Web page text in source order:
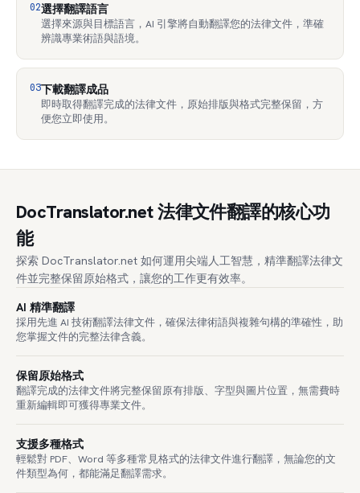
02選擇翻譯語言
選擇來源與目標語言，AI 引擎將自動翻譯您的法律文件，準確
辨識專業術語與語境。
03下載翻譯成品
即時取得翻譯完成的法律文件，原始排版與格式完整保留，方
便您立即使用。
DocTranslator.net 法律文件翻譯的核心功
能
探索 DocTranslator.net 如何運用尖端人工智慧，精準翻譯法律文
件並完整保留原始格式，讓您的工作更有效率。
AI 精準翻譯
採用先進 AI 技術翻譯法律文件，確保法律術語與複雜句構的準確性，助
您掌握文件的完整法律含義。
保留原始格式
翻譯完成的法律文件將完整保留原有排版、字型與圖片位置，無需費時
重新編輯即可獲得專業文件。
支援多種格式
輕鬆對 PDF、Word 等多種常見格式的法律文件進行翻譯，無論您的文
件類型為何，都能滿足翻譯需求。